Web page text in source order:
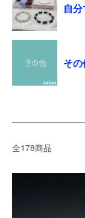
自
そ
全178商品